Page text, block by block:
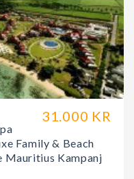
31.000 KR
Family & Beach
Mauritius Kampanj